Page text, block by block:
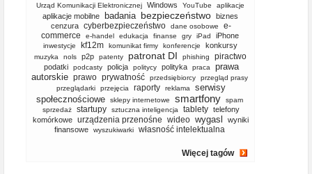
Urząd Komunikacji Elektronicznej Windows YouTube aplikacje
aplikacje mobilne badania bezpieczeństwo biznes
cenzura cyberbezpieczeństwo dane osobowe
e-
commerce
e-handel edukacja finanse gry iPad iPhone
inwestycje kf12m komunikat firmy konferencje konkursy
muzyka nols p2p patenty patronat DI phishing piractwo
podatki podcasty policja politycy polityka praca
prawa
autorskie prawo prywatność przedsiębiorcy
przegląd prasy
przeglądarki
przejęcia raporty reklama
serwisy
społecznościowe
sklepy internetowe smartfony
spam
sprzedaż
startupy sztuczna inteligencja tablety telefony
komórkowe
urządzenia przenośne wideo wygasl
wyniki
finansowe
wyszukiwarki własność intelektualna
Więcej tagów